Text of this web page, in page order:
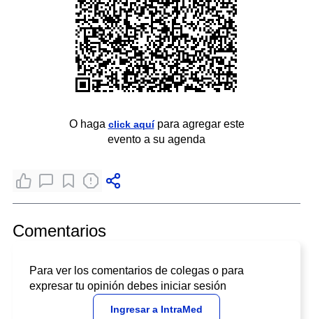
O haga click aquípara agregar este
evento a su agenda
Comentarios
Para ver los comentarios de colegas o para
expresar tu opinión debes iniciar sesión
Ingresar a IntraMed